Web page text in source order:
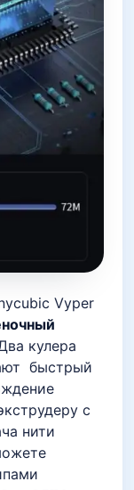
Vyper
кулера
быстрый
с
нити